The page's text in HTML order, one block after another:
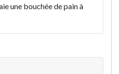
une bouchée de pain à